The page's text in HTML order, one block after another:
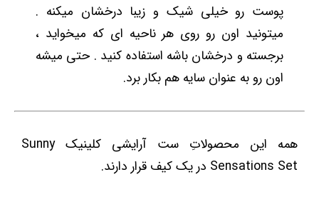
پوست رو خیلی شیک و زیبا درخشان میکنه .
میتونید اون رو روی هر ناحیه ای که میخواید ،
برجسته و درخشان باشه استفاده کنید . حتی میشه
اون رو به عنوان سایه هم بکار برد.
همه این محصولاتِ ست آرایشی کلینیک Sunny
Sensations Set در یک کیف قرار دارند.